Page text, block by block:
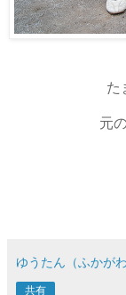
た
元
ゆうたん（ふかが
共有